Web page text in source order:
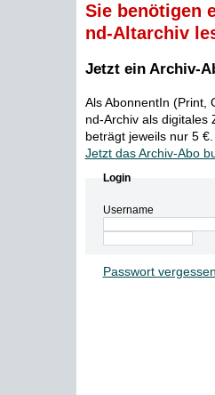
Sie benötigen
nd-Altarchiv
Jetzt ein Archiv-
Als AbonnentIn (Print,
nd-Archiv als digitales
beträgt jeweils nur 5 €.
Jetzt das Archiv-Abo
Login
Username
Passwort